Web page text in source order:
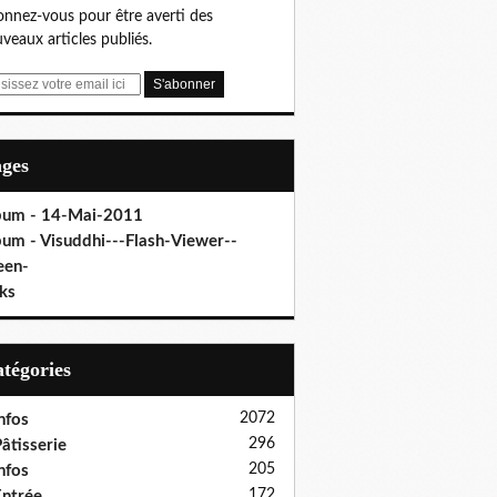
vous pour être averti des
articles publiés.
- 14-Mai-2011
- Visuddhi---Flash-Viewer--
2072
296
205